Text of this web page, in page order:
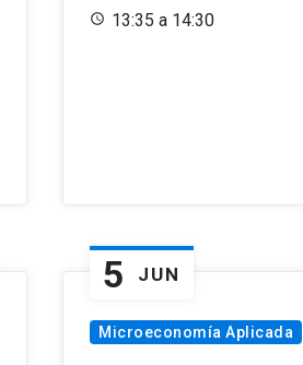
13:35 a 14:30
5 JUN
Microeconomía Aplicada